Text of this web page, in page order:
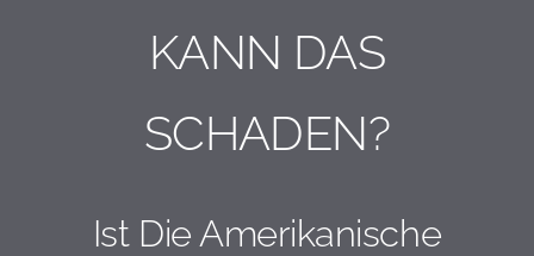
KANN DAS
SCHADEN?
Ist Die Amerikanische